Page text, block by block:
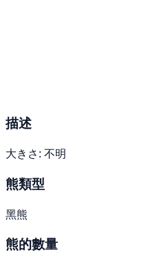
描述
大きさ: 不明
熊類型
黑熊
熊的數量